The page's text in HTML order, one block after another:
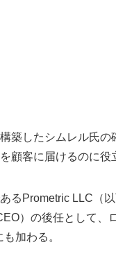
築したシムレル氏の
顧客に届けるのに役
るPrometric LLC（
）の後任として、
加わる。